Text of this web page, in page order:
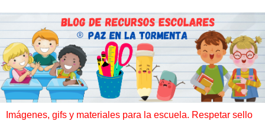
Imágenes, gifs y materiales para la escuela. Respetar sello